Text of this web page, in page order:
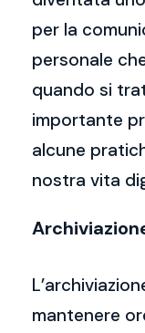
per la
personale
quando si
importante
alcune
nostra vita
mantenere